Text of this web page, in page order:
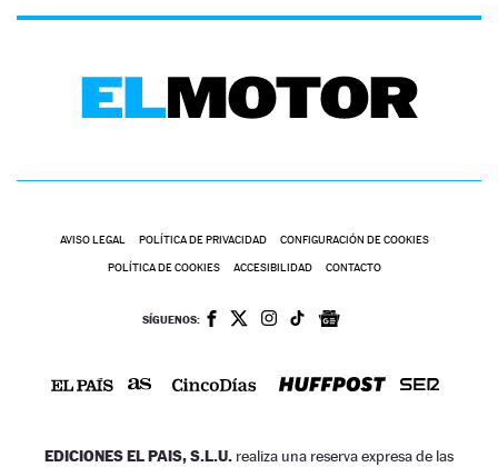
AVISO LEGAL POLÍTICA DE PRIVACIDAD CONFIGURACIÓN DE COOKIES
POLÍTICA DE COOKIES ACCESIBILIDAD CONTACTO
SÍGUENOS:
EDICIONES EL PAIS, S.L.U. realiza una reserva expresa de las